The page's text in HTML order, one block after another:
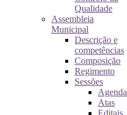
Qualidade
Assembleia
Municipal
Descrição e
competências
Composição
Regimento
Sessões
Agenda
Atas
Editais